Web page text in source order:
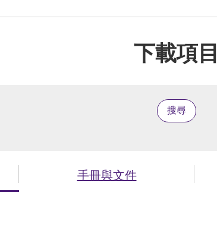
下載項目
搜尋
手冊與文件